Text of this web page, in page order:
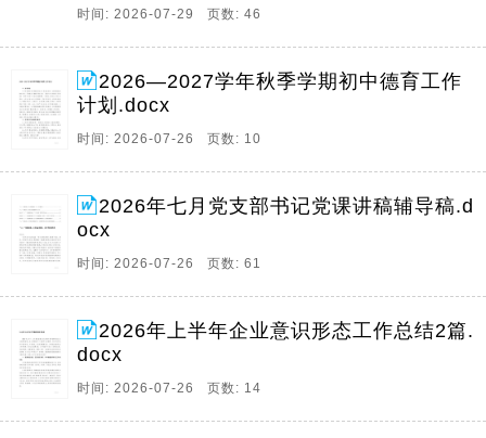
时间: 2026-07-29 页数: 46
2026—2027学年秋季学期初中德育工作
计划.docx
时间: 2026-07-26 页数: 10
2026年七月党支部书记党课讲稿辅导稿.d
ocx
时间: 2026-07-26 页数: 61
2026年上半年企业意识形态工作总结2篇.
docx
时间: 2026-07-26 页数: 14